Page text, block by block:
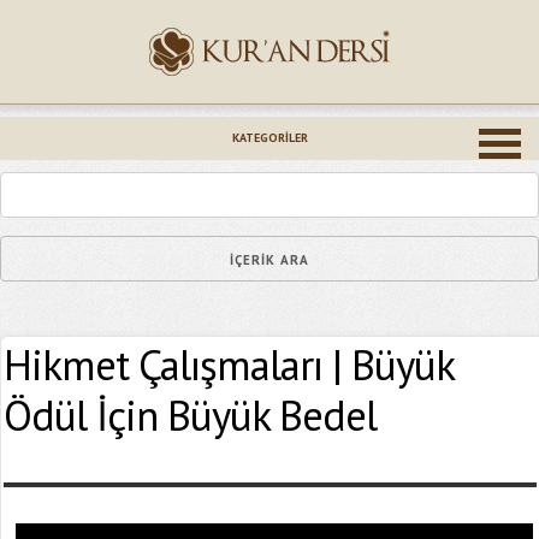
KATEGORILER
Hikmet Çalışmaları | Büyük
Ödül İçin Büyük Bedel
Epostanız (*)
Yaşadığınız Hatanın Ayrıntıları